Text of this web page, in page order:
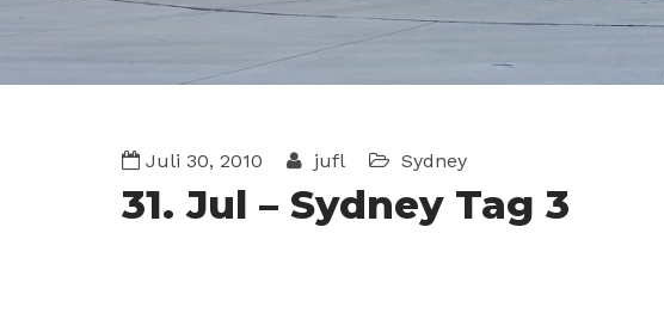
Juli 30, 2010 jufl Sydney
31. Jul – Sydney Tag 3